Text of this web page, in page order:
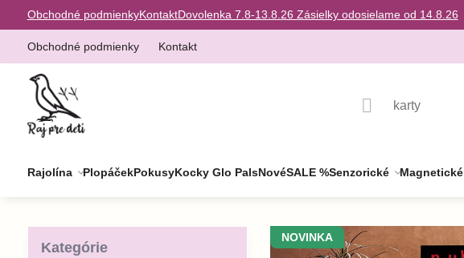
Obchodné podmienkyKontaktDovolenka 7.8-13.8.26 Zásielky odosielame od 14.8.26
Obchodné podmienky Kontakt
Rajolína PlopáčekPokusyKocky Glo PalsNovéSALE %Senzorické Magnetické
NOVINKA
Kategórie